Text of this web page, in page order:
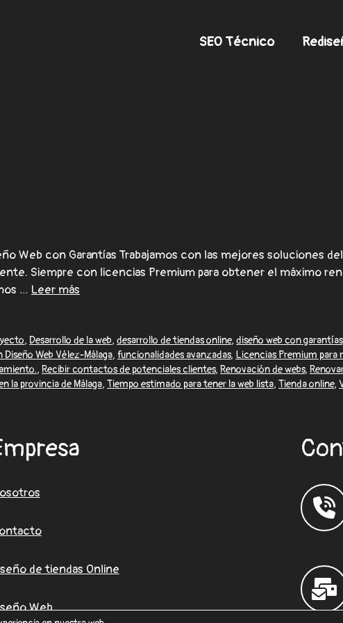
SEO Técnico
Web con Garantías Trabajamos con las mejores soluciones
Siempre con licencias Premium para obtener el máximo
… Leer más
, Desarrollo de la web,desarrollo de tiendas online,diseño web con garantías
Diseño Web Vélez-Málaga, funcionalidades avanzadas, Licencias Premium
, Recibir contactos de potenciales clientes, Renovación de webs,
la provincia de Málaga, Tiempo estimado para tener la web lista, Tienda online,
de tiendas Online
Web